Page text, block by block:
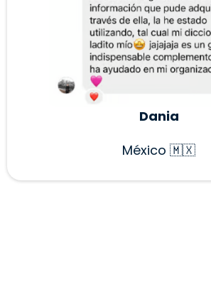
Dania
México 🇲🇽